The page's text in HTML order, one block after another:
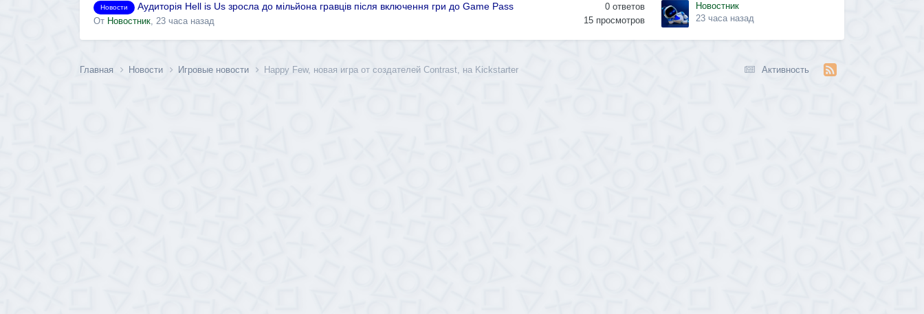
Новости
Аудиторія Hell is Us зросла до мільйона гравців після включення гри до Game Pass
От Новостник, 23 часа назад
0 ответов
15 просмотров
Новостник
23 часа назад
Активность
Главная Новости Игровые новости Happy Few, новая игра от создателей Contrast, на Kickstarter